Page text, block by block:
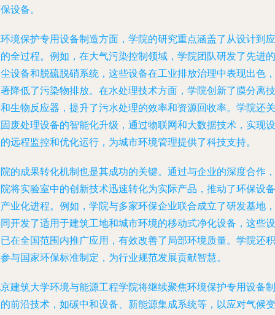
设备。
境保护专用设备制造方面，学院的研究重点涵盖了从设计到应
全过程。例如，在大气污染控制领域，学院团队研发了先进的
设备和脱硫脱硝系统，这些设备在工业排放治理中表现出色，
降低了污染物排放。在水处理技术方面，学院创新了膜分离技
生物反应器，提升了污水处理的效率和资源回收率。学院还关
废处理设备的智能化升级，通过物联网和大数据技术，实现设
远程监控和优化运行，为城市环境管理提供了科技支持。
的成果转化机制也是其成功的关键。通过与企业的深度合作，
将实验室中的创新技术迅速转化为实际产品，推动了环保设备
业化进程。例如，学院与多家环保企业联合成立了研发基地，
开发了适用于建筑工地和城市环境的移动式净化设备，这些设
在全国范围内推广应用，有效改善了局部环境质量。学院还积
与国家环保标准制定，为行业规范发展贡献智慧。
建筑大学环境与能源工程学院将继续聚焦环境保护专用设备制
前沿技术，如碳中和设备、新能源集成系统等，以应对气候变